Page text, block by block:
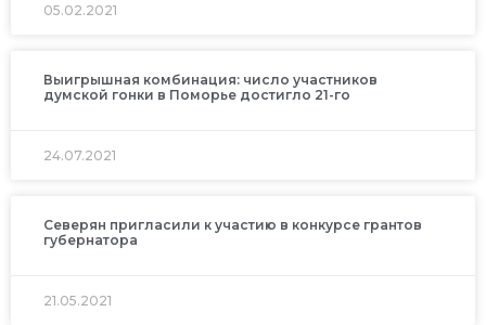
05.02.2021
Выигрышная комбинация: число участников
думской гонки в Поморье достигло 21-го
24.07.2021
Северян пригласили к участию в конкурсе грантов
губернатора
21.05.2021